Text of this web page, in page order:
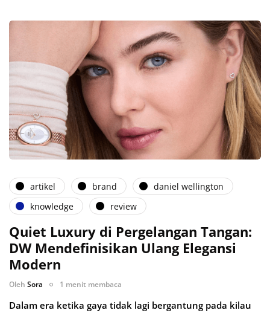
artikel brand
daniel wellington
knowledge
review
Quiet Luxury di Pergelangan Tangan:
DW Mendefinisikan Ulang Elegansi
Modern
Oleh Sora 1 menit membaca
Dalam era ketika gaya tidak lagi bergantung pada kilau